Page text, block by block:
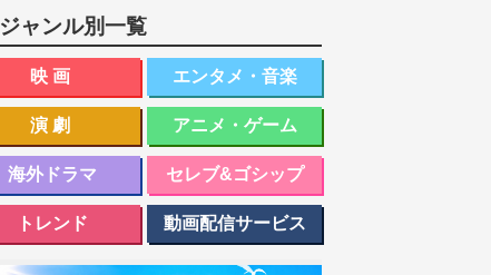
ジャンル別一覧
映画 エンタメ・音楽
演劇 アニメ・ゲーム
海外ドラマ セレブ&ゴシップ
トレンド 動画配信サービス